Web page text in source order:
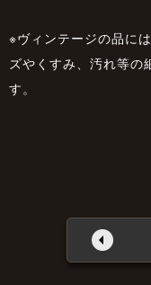
※ヴィンテージの品に
ズやくすみ、汚れ等の
す。